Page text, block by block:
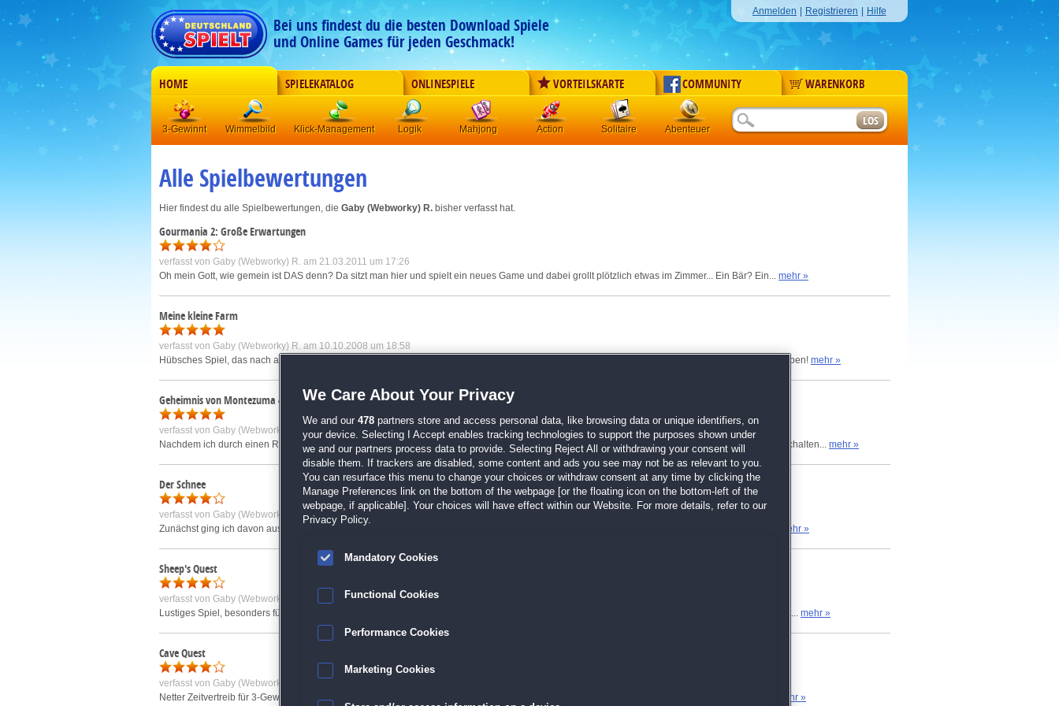
Bei uns findest du die besten Download Spiele
und Online Games für jeden Geschmack!
Anmelden Registrieren Hilfe
HOME SPIELEKATALOG ONLINESPIELE VORTEILSKARTE COMMUNITY WARENKORB
3-Gewinnt Wimmelbild Klick-Management Logik Mahjong Action Solitaire Abenteuer
Alle Spielbewertungen
Hier findest du alle Spielbewertungen, die Gaby (Webworky) R. bisher verfasst hat.
Gourmania 2: Große Erwartungen
verfasst von Gaby (Webworky) R. am 21.03.2011 um 17:26
Oh mein Gott, wie gemein ist DAS denn? Da sitzt man hier und spielt ein neues Game und dabei grollt plötzlich etwas im Zimmer... Ein Bär? Ein... mehr »
Meine kleine Farm
verfasst von Gaby (Webworky) R. am 10.10.2008 um 18:58
Hübsches Spiel, das nach anfänglich scheinbar einfachen Leveln dann doch eine Menge Logik verlangt... Es wird nie langweilig, die Farm zu betreiben! mehr »
Geheimnis von Montezuma 4
verfasst von Gaby (Webworky) R.
am 15.11.2013 um 08:08
Nachdem ich durch einen Rechnerwechsel mühevoll meine ganzen Lieblingsspiele von "Deutschland spielt" erst wieder neu downloaden und freischalten... mehr »
Der Schnee
verfasst von Gaby (Webworky) R.
am 15.10.2013 um 11:38
Zunächst ging ich davon aus, dass es sich hierbei "leider wieder einmal" um die "übliche" Art eines 3-Gewinnt-Spiels handelt. Doch schon nach...
mehr »
Sheep's Quest
verfasst von Gaby (Webworky) R.
am 08.05.2010 um 18:19
Lustiges Spiel, besonders für Kinder - die Schafe müssen in Sicherheit gebracht werden, zwischendrin wird dann die Farm entsprechend ausgebaut... mehr »
Cave Quest
verfasst von Gaby (Webworky) R.
Netter Zeitvertreib für 3-Gewinnt-Freunde - nicht besonders fordernd, nicht besonders neu, aber mit ein paar Spielereien zwischendrin, um das...
mehr »
We Care About Your Privacy
We and our 478 partners store and access personal data, like browsing data or unique identifiers, on
your device. Selecting I Accept enables tracking technologies to support the purposes shown under
we and our partners process data to provide. Selecting Reject All or withdrawing your consent will
disable them. If trackers are disabled, some content and ads you see may not be as relevant to you.
You can resurface this menu to change your choices or withdraw consent at any time by clicking the
Manage Preferences link on the bottom of the webpage [or the floating icon on the bottom-left of the
webpage, if applicable]. Your choices will have effect within our Website. For more details, refer to our
Privacy Policy.
Mandatory Cookies
Functional Cookies
Performance Cookies
Marketing Cookies